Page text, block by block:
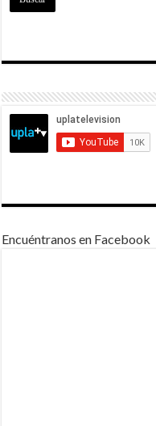
Encuéntranos en Facebook